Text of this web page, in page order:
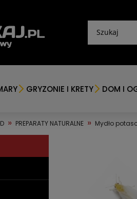
GRYZONIE I KRETY DOM I
» PREPARATY NATURALNE » Mydło